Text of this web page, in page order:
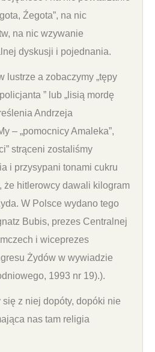
Źegota”, na nic
na nic wzywanie
dyskusji i pojednania.
lustrze a zobaczymy „tępy
” lub „lisią mordę
Andrzeja
– „pomocnicy Amaleka”,
strąceni zostaliśmy
i przysypani tonami cukru
że hitlerowcy dawali kilogram
W Polsce wydano tego
Bubis, prezes Centralnej
i wiceprezes
Żydów w wywiadzie
1993 nr 19).).
się z niej dopóty, dopóki nie
nas tam religia